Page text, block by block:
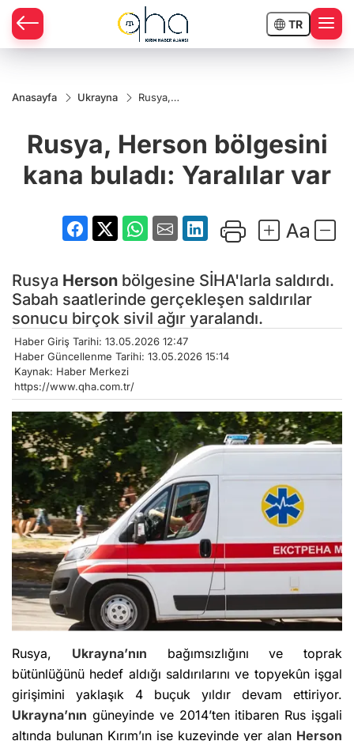
TR
Anasayfa Ukrayna
Rusya,
buladı:
var
Rusya, Herson bölgesini
kana buladı: Yaralılar var
Rusya Herson bölgesine SİHA'larla saldırdı.
Sabah saatlerinde gerçekleşen saldırılar
sonucu birçok sivil ağır yaralandı.
Haber Giriş Tarihi: 13.05.2026 12:47
Haber Güncellenme Tarihi: 13.05.2026 15:14
Kaynak: Haber Merkezi
https://www.qha.com.tr/
Rusya, Ukrayna’nın bağımsızlığını ve toprak
bütünlüğünü hedef aldığı saldırılarını ve topyekûn işgal
girişimini yaklaşık 4 buçuk yıldır devam ettiriyor.
Ukrayna’nın güneyinde ve 2014’ten itibaren Rus işgali
altında bulunan Kırım’ın ise kuzeyinde yer alan Herson